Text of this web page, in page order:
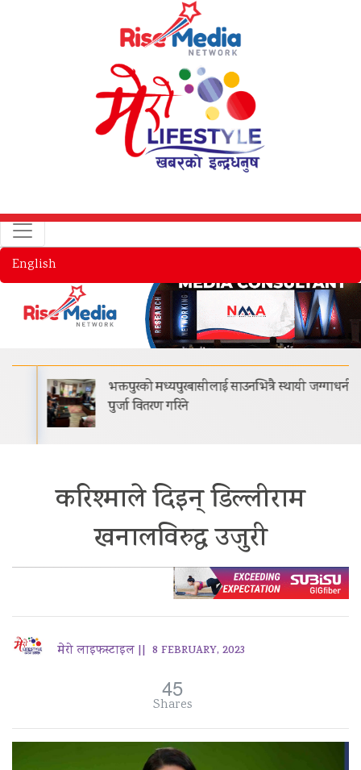
English
भक्तपुरको मध्यपुरबासीलाई साउनभित्रै स्थायी जग्गाधनी
पुर्जा वितरण गरिने
करिश्माले दिइन् डिल्लीराम
खनालविरुद्ध उजुरी
मेरो लाइफस्टाइल || 8 FEBRUARY, 2023
45
Shares